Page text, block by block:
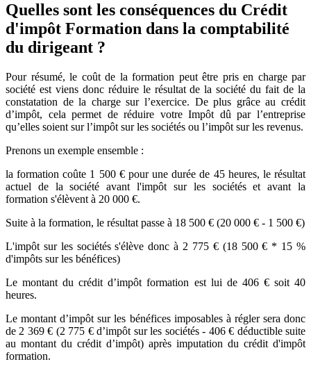
Quelles sont les conséquences du Crédit
d'impôt Formation dans la comptabilité
du dirigeant ?
Pour résumé, le coût de la formation peut être pris en charge par
société est viens donc réduire le résultat de la société du fait de la
constatation de la charge sur l’exercice. De plus grâce au crédit
d’impôt, cela permet de réduire votre Impôt dû par l’entreprise
qu’elles soient sur l’impôt sur les sociétés ou l’impôt sur les revenus.
Prenons un exemple ensemble :
la formation coûte 1 500 € pour une durée de 45 heures, le résultat
actuel de la société avant l'impôt sur les sociétés et avant la
formation s'élèvent à 20 000 €.
Suite à la formation, le résultat passe à 18 500 € (20 000 € - 1 500 €)
L'impôt sur les sociétés s'élève donc à 2 775 € (18 500 € * 15 %
d'impôts sur les bénéfices)
Le montant du crédit d’impôt formation est lui de 406 € soit 40
heures.
Le montant d’impôt sur les bénéfices imposables à régler sera donc
de 2 369 € (2 775 € d’impôt sur les sociétés - 406 € déductible suite
au montant du crédit d’impôt) après imputation du crédit d'impôt
formation.